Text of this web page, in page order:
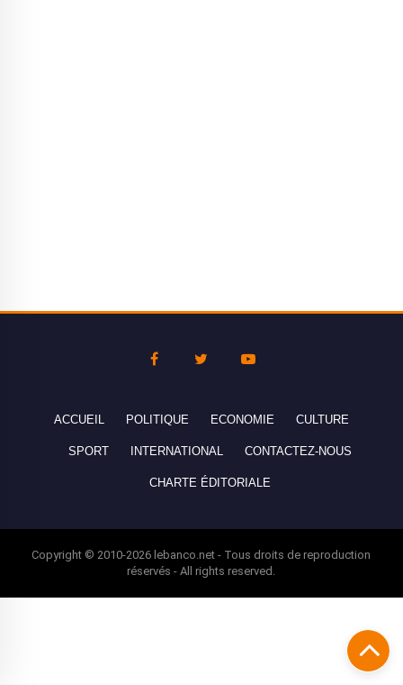
ACCUEIL POLITIQUE ECONOMIE CULTURE
SPORT INTERNATIONAL CONTACTEZ-NOUS
CHARTE ÉDITORIALE
Copyright © 2010-2026 lebanco.net - Tous droits de reproduction
réservés - All rights reserved.